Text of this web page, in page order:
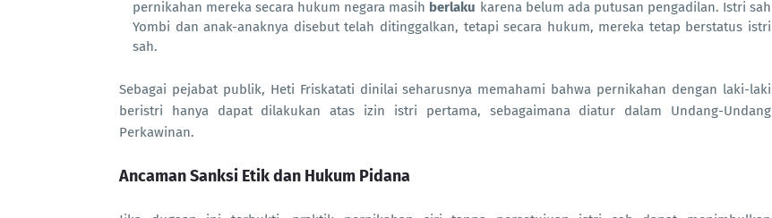
pernikahan mereka secara hukum negara masih berlaku karena belum ada putusan pengadilan. Istri sah
Yombi dan anak-anaknya disebut telah ditinggalkan, tetapi secara hukum, mereka tetap berstatus istri
sah.
Sebagai pejabat publik, Heti Friskatati dinilai seharusnya memahami bahwa pernikahan dengan laki-laki
beristri hanya dapat dilakukan atas izin istri pertama, sebagaimana diatur dalam Undang-Undang
Perkawinan.
Ancaman Sanksi Etik dan Hukum Pidana